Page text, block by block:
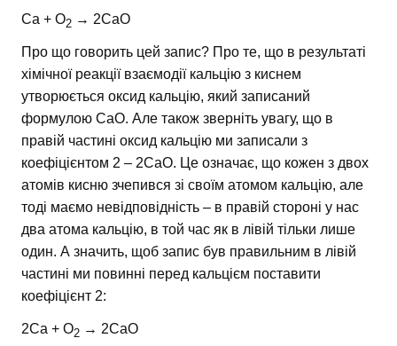
Ca + O2 → 2CaO
Про що говорить цей запис? Про те, що в результаті
хімічної реакції взаємодії кальцію з киснем
утворюється оксид кальцію, який записаний
формулою CaO. Але також зверніть увагу, що в
правій частині оксид кальцію ми записали з
коефіцієнтом 2 – 2CaO. Це означає, що кожен з двох
атомів кисню зчепився зі своїм атомом кальцію, але
тоді маємо невідповідність – в правій стороні у нас
два атома кальцію, в той час як в лівій тільки лише
один. А значить, щоб запис був правильним в лівій
частині ми повинні перед кальцієм поставити
коефіцієнт 2:
2Ca + O2 → 2CaO